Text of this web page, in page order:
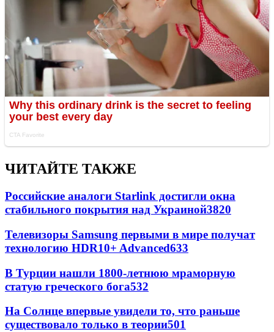
ЧИТАЙТЕ ТАКЖЕ
Российские аналоги Starlink достигли окна
стабильного покрытия над Украиной3820
Телевизоры Samsung первыми в мире получат
технологию HDR10+ Advanced633
В Турции нашли 1800-летнюю мраморную
статую греческого бога532
На Солнце впервые увидели то, что раньше
существовало только в теории501